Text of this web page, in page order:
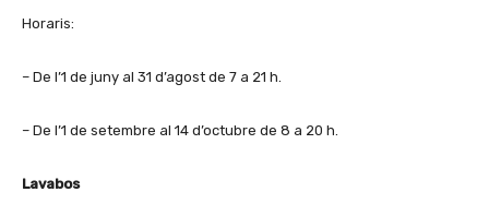
Horaris:
– De l’1 de juny al 31 d’agost de 7 a 21 h.
– De l’1 de setembre al 14 d’octubre de 8 a 20 h.
Lavabos